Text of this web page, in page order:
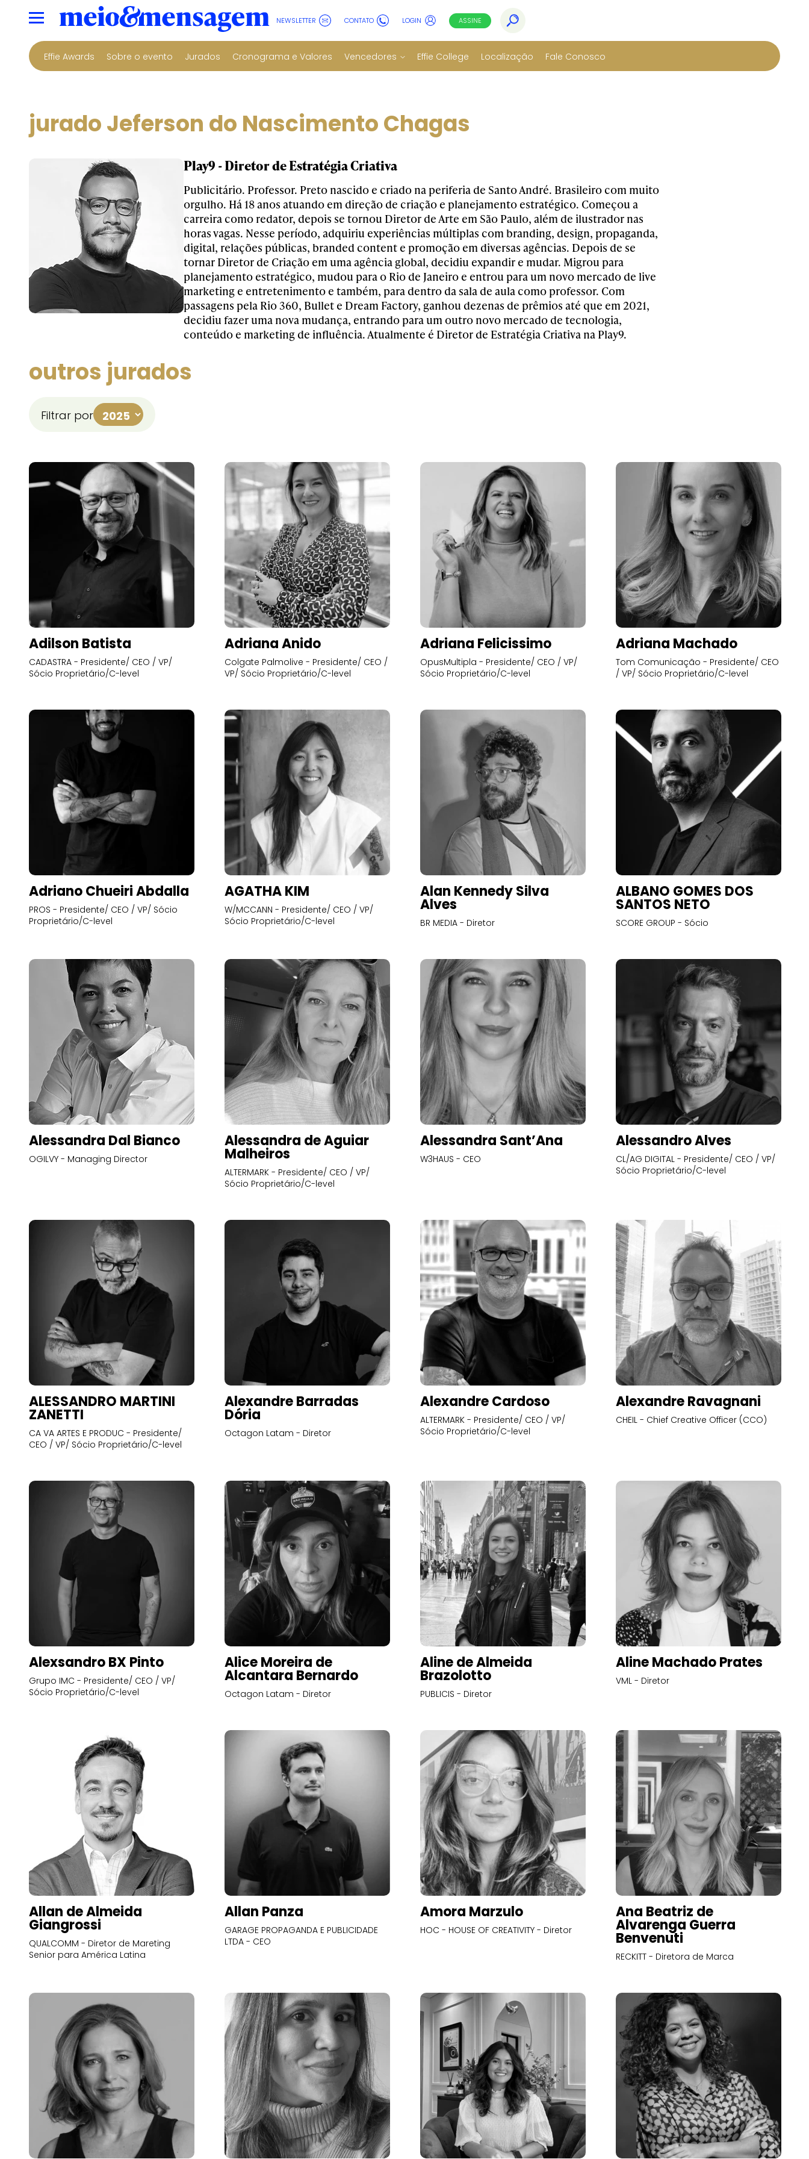
NEWSLETTER CONTATO LOGIN ASSINE
Effie Awards Sobre o evento Jurados Cronograma e Valores Vencedores Effie College Localização Fale Conosco
jurado Jeferson do Nascimento Chagas
Play9 - Diretor de Estratégia Criativa
Publicitário. Professor. Preto nascido e criado na periferia de Santo André. Brasileiro com muito
orgulho. Há 18 anos atuando em direção de criação e planejamento estratégico. Começou a
carreira como redator, depois se tornou Diretor de Arte em São Paulo, além de ilustrador nas
horas vagas. Nesse período, adquiriu experiências múltiplas com branding, design, propaganda,
digital, relações públicas, branded content e promoção em diversas agências. Depois de se
tornar Diretor de Criação em uma agência global, decidiu expandir e mudar. Migrou para
planejamento estratégico, mudou para o Rio de Janeiro e entrou para um novo mercado de live
marketing e entretenimento e também, para dentro da sala de aula como professor. Com
passagens pela Rio 360, Bullet e Dream Factory, ganhou dezenas de prêmios até que em 2021,
decidiu fazer uma nova mudança, entrando para um outro novo mercado de tecnologia,
conteúdo e marketing de influência. Atualmente é Diretor de Estratégia Criativa na Play9.
outros jurados
Filtrar por
Adilson Batista
CADASTRA - Presidente/ CEO / VP/
Sócio Proprietário/C-level
Adriana Anido
Colgate Palmolive - Presidente/ CEO /
VP/ Sócio Proprietário/C-level
Adriana Felicissimo
OpusMultipla - Presidente/ CEO / VP/
Sócio Proprietário/C-level
Adriana Machado
Tom Comunicação - Presidente/ CEO
/ VP/ Sócio Proprietário/C-level
Adriano Chueiri Abdalla
PROS - Presidente/ CEO / VP/ Sócio
Proprietário/C-level
AGATHA KIM
W/MCCANN - Presidente/ CEO / VP/
Sócio Proprietário/C-level
Alan Kennedy Silva
Alves
BR MEDIA - Diretor
ALBANO GOMES DOS
SANTOS NETO
SCORE GROUP - Sócio
Alessandra Dal Bianco
OGILVY - Managing Director
Alessandra de Aguiar
Malheiros
ALTERMARK - Presidente/ CEO / VP/
Sócio Proprietário/C-level
Alessandra Sant’Ana
W3HAUS - CEO
Alessandro Alves
CL/AG DIGITAL - Presidente/ CEO / VP/
Sócio Proprietário/C-level
ALESSANDRO MARTINI
ZANETTI
CA VA ARTES E PRODUC - Presidente/
CEO / VP/ Sócio Proprietário/C-level
Alexandre Barradas
Dória
Octagon Latam - Diretor
Alexandre Cardoso
ALTERMARK - Presidente/ CEO / VP/
Sócio Proprietário/C-level
Alexandre Ravagnani
CHEIL - Chief Creative Officer (CCO)
Alexsandro BX Pinto
Grupo IMC - Presidente/ CEO / VP/
Sócio Proprietário/C-level
Alice Moreira de
Alcantara Bernardo
Octagon Latam - Diretor
Aline de Almeida
Brazolotto
PUBLICIS - Diretor
Aline Machado Prates
VML - Diretor
Allan de Almeida
Giangrossi
QUALCOMM - Diretor de Mareting
Senior para América Latina
Allan Panza
GARAGE PROPAGANDA E PUBLICIDADE
LTDA - CEO
Amora Marzulo
HOC - HOUSE OF CREATIVITY - Diretor
Ana Beatriz de
Alvarenga Guerra
Benvenuti
RECKITT - Diretora de Marca